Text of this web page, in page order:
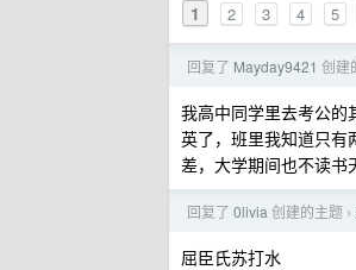
1 2 3 4 5
回复了 Mayday9421 创建
我高中同学里去考公的
英了，班里我知道只有
差，大学期间也不读书
回复了 0livia 创建的主题 ›
屈臣氏苏打水